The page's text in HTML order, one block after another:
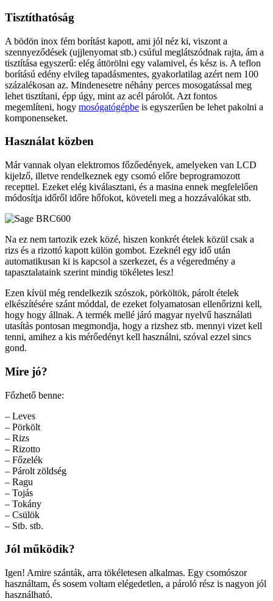
Tisztíthatóság
A bödön inox fém borítást kapott, ami jól néz ki, viszont a
szennyeződések (ujjlenyomat stb.) csúful meglátszódnak rajta, ám a
tisztítása egyszerű: elég áttörölni egy valamivel, és kész is. A teflon
borítású edény elvileg tapadásmentes, gyakorlatilag azért nem 100
százalékosan az. Mindenesetre néhány perces mosogatással meg
lehet tisztítani, épp úgy, mint az acél párolót. Azt fontos
megemlíteni, hogy mosógatógépbe is egyszerűen be lehet pakolni a
komponenseket.
Használat közben
Már vannak olyan elektromos főzőedények, amelyeken van LCD
kijelző, illetve rendelkeznek egy csomó előre beprogramozott
recepttel. Ezeket elég kiválasztani, és a masina ennek megfelelően
módosítja időről időre hőfokot, követeli meg a hozzávalókat stb.
Na ez nem tartozik ezek közé, hiszen konkrét ételek közül csak a
rizs és a rizottó kapott külön gombot. Ezeknél egy idő után
automatikusan ki is kapcsol a szerkezet, és a végeredmény a
tapasztalataink szerint mindig tökéletes lesz!
Ezen kívül még rendelkezik szószok, pörköltök, párolt ételek
elkészítésére szánt móddal, de ezeket folyamatosan ellenőrizni kell,
hogy hogy állnak. A termék mellé járó magyar nyelvű használati
utasítás pontosan megmondja, hogy a rizshez stb. mennyi vizet kell
tenni, amihez a kis mérőedényt kell használni, szóval ezzel sincs
gond.
Mire jó?
Főzhető benne:
– Leves
– Pörkölt
– Rizs
– Rizotto
– Főzelék
– Párolt zöldség
– Ragu
– Tojás
– Tokány
– Csülök
– Stb. stb.
Jól működik?
Igen! Amire szánták, arra tökéletesen alkalmas. Egy csomószor
használtam, és sosem voltam elégedetlen, a pároló rész is nagyon jól
használható.